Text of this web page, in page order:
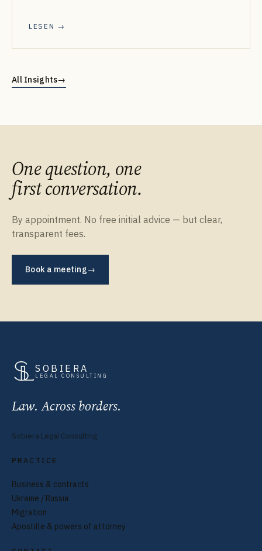
LESEN →
All Insights→
One question, one
first conversation.
By appointment. No free initial advice — but clear,
transparent fees.
Book a meeting→
SOBIERA
LEGAL CONSULTING
Law. Across borders.
Sobiera Legal Consulting
PRACTICE
Business & contracts
Ukraine / Russia
Migration
Apostille & powers of attorney